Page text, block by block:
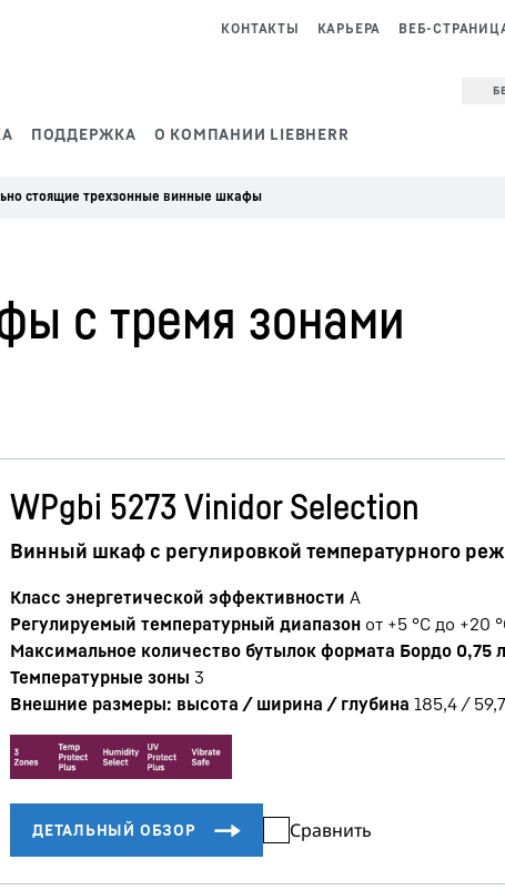
ПОДДЕРЖКА О КОМПАНИИ LIEBHERR
ВЕБ-
КАРЬЕРА
КОНТАКТЫ
Карьера в Liebherr
стоящие трехзонные винные шкафы
с тремя зонами
WPgbi 5273 Vinidor Selection
Винный шкаф с регулировкой температурного
Класс энергетической эффективности A
Регулируемый температурный диапазон от +5 °C до +20
Максимальное количество бутылок формата Бордо 0,75 л
Температурные зоны 3
Внешние размеры: высота / ширина / глубина 185,4 /
Сравнить